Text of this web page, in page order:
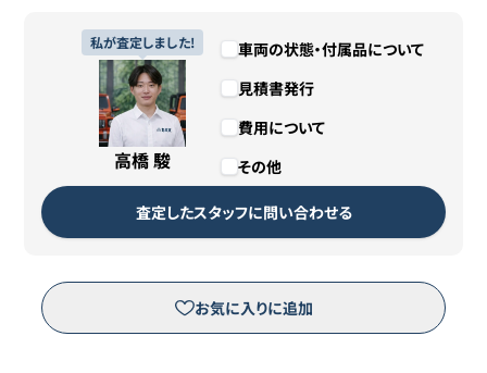
私が査定しました!
高橋 駿
車両の状態・付属品について
見積書発行
費用について
その他
査定したスタッフに問い合わせる
お気に入りに追加